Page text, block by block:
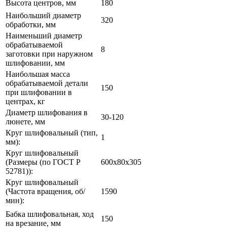
Высота центров, мм
180
Наибольший диаметр
обработки, мм
320
Наименьший диаметр
обрабатываемой
заготовки при наружном
шлифовании, мм
8
Наибольшая масса
обрабатываемой детали
при шлифовании в
центрах, кг
150
Диаметр шлифования в
люнете, мм
30-120
Круг шлифовальный (тип,
мм):
1
Круг шлифовальный
(Размеры (по ГОСТ Р
52781)):
600х80х305
Круг шлифовальный
(Частота вращения, об/
мин):
1590
Бабка шлифовальная, ход
на врезание, мм
150